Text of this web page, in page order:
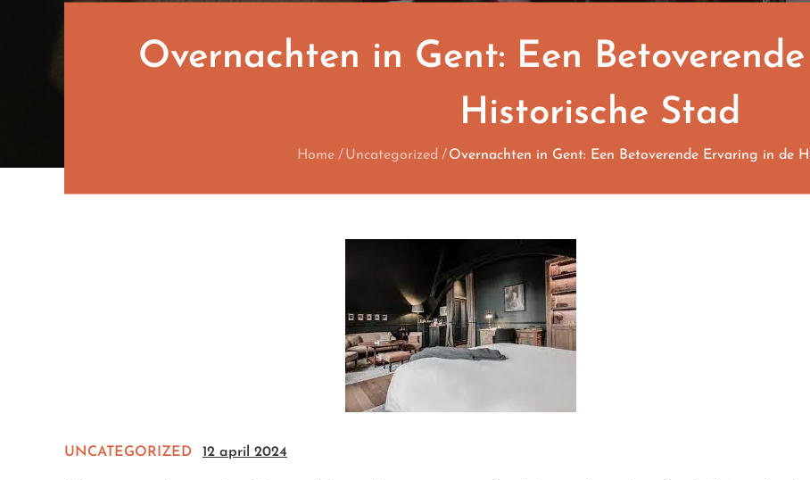
Overnachten in Gent: Een
Historische Stad
Home Uncategorized Overnachten in Gent: Een Betoverende Ervaring in de
UNCATEGORIZED 12 april 2024